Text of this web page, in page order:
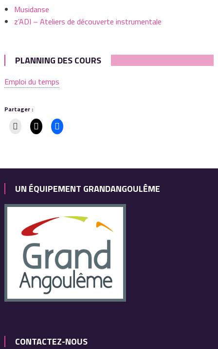
Musidanse
z’ADI – Ateliers de découverte instrumentale
PLANNING DES COURS
Emploi du temps
Partager :
UN ÉQUIPEMENT GRANDANGOULÊME
CONTACTEZ-NOUS